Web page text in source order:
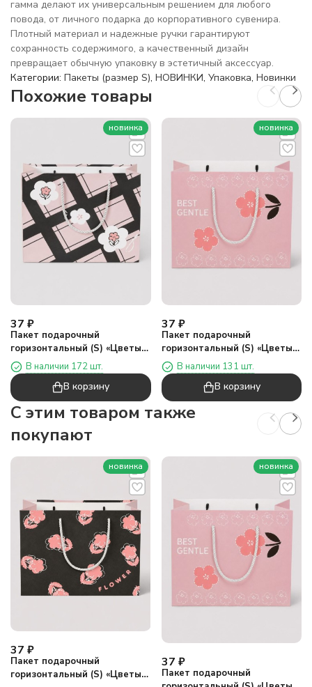
гамма делают их универсальным решением для любого
повода, от личного подарка до корпоративного сувенира.
Плотный материал и надежные ручки гарантируют
сохранность содержимого, а качественный дизайн
превращает обычную упаковку в эстетичный аксессуар.
Категории: Пакеты (размер S), НОВИНКИ, Упаковка, Новинки
Похожие товары
новинка
37 ₽
Пакет подарочный
горизонтальный (S) «Цветы
один», розовый
(19,5*14,5*8,5)
В наличии 172 шт.
В корзину
новинка
37 ₽
Пакет подарочный
горизонтальный (S) «Цветы
два», розовый (19,5*14,5*8,5)
В наличии 131 шт.
В корзину
C этим товаром также
покупают
новинка
37 ₽
Пакет подарочный
горизонтальный (S) «Цветы
новинка
37 ₽
Пакет подарочный